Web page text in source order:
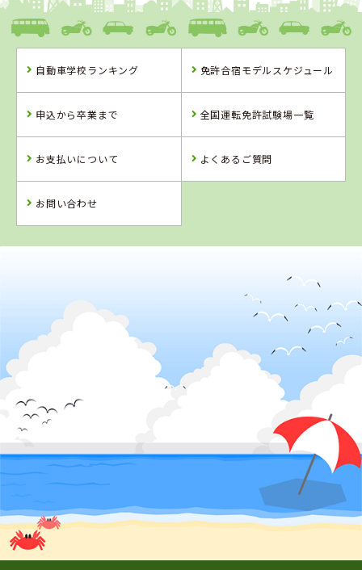
自動車学校ランキング 免許合宿モデルスケジュール
申込から卒業まで 全国運転免許試験場一覧
お支払いについて よくあるご質問
お問い合わせ